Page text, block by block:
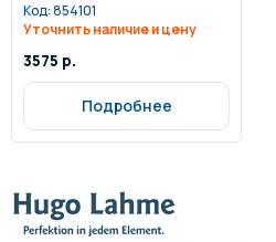
Код:854101
Уточнить наличие и цену
3575 р.
Подробнее